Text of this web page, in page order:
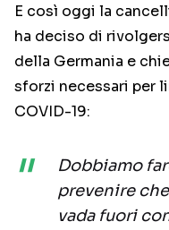
E così oggi la
ha deciso di
della Germania e
sforzi necessari per
COVID-19:
Dobbiamo
prevenire
vada fuori